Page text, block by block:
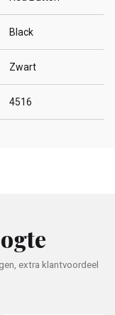
Black
Zwart
4516
extra klantvoordeel